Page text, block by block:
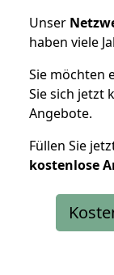
Unser
haben viele
Sie möchten
Sie sich jetzt
Angebote.
Füllen Sie
kostenlose